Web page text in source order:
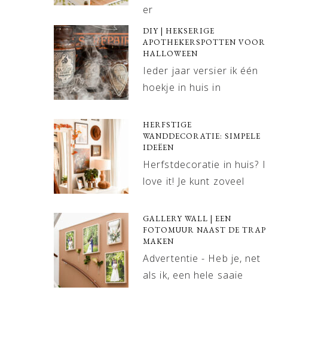
er
DIY | HEKSERIGE
APOTHEKERSPOTTEN VOOR
HALLOWEEN
Ieder jaar versier ik één
hoekje in huis in
HERFSTIGE
WANDDECORATIE: SIMPELE
IDEËEN
Herfstdecoratie in huis? I
love it! Je kunt zoveel
GALLERY WALL | EEN
FOTOMUUR NAAST DE TRAP
MAKEN
Advertentie - Heb je, net
als ik, een hele saaie